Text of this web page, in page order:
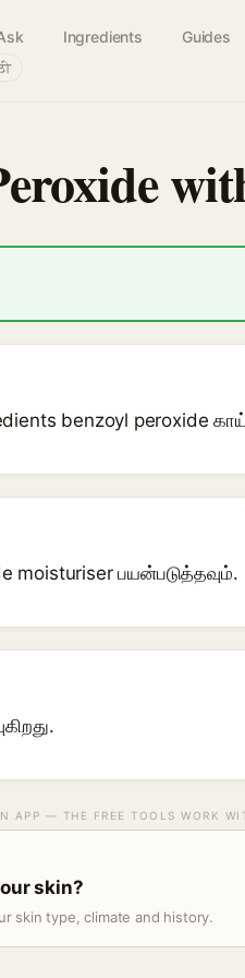
Ingredients Guides
benzoyl peroxide
moisturiser பயன்படுத்தவும்.
APP — THE FREE TOOLS WORK
skin?
skin type, climate and history.